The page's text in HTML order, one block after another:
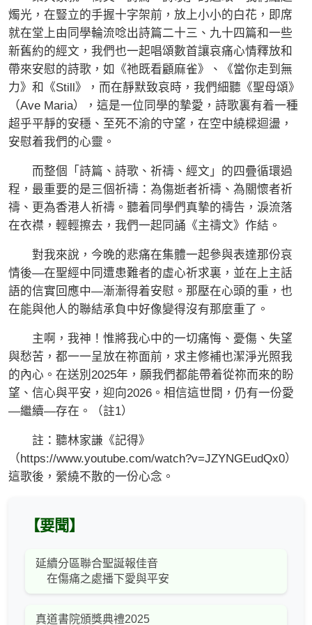
燭光，在豎立的手握十字架前，放上小小的白花，即席
就在堂上由同學輪流唸出詩篇二十三、九十四篇和一些
新舊約的經文，我們也一起唱頌數首讓哀痛心情釋放和
帶來安慰的詩歌，如《祂既看顧麻雀》、《當你走到無
力》和《Still》，而在靜默致哀時，我們細聽《聖母頌》
（Ave Maria），這是一位同學的摯愛，詩歌裏有着一種
超乎平靜的安穩、至死不渝的守望，在空中繞樑迴盪，
安慰着我們的心靈。
而整個「詩篇、詩歌、祈禱、經文」的四疊循環過
程，最重要的是三個祈禱：為傷逝者祈禱、為關懷者祈
禱、更為香港人祈禱。聽着同學們真摯的禱告，淚流落
在衣襟，輕輕擦去，我們一起同誦《主禱文》作結。
對我來說，今晚的悲痛在集體一起參與表達那份哀
情後—在聖經中同遭患難者的虛心祈求裏，並在上主話
語的信實回應中—漸漸得着安慰。那壓在心頭的重，也
在能與他人的聯結承負中好像變得沒有那麼重了。
主啊，我神！惟將我心中的一切痛悔、憂傷、失望
與愁苦，都一一呈放在祢面前，求主修補也潔淨光照我
的內心。在送別2025年，願我們都能帶着從祢而來的盼
望、信心與平安，迎向2026。相信這世間，仍有一份愛
—繼續—存在。（註1）
註：聽林家謙《記得》
（https://www.youtube.com/watch?v=JZYNGEudQx0）
這歌後，縈繞不散的一份心念。
【要聞】
延續分區聯合聖誕報佳音
在傷痛之處播下愛與平安
真道書院頒獎典禮2025